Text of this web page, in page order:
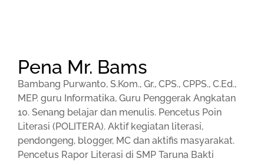
Pena Mr. Bams
Bambang Purwanto, S.Kom., Gr., CPS., CPPS., C.Ed.,
MEP. guru Informatika, Guru Penggerak Angkatan
10. Senang belajar dan menulis. Pencetus Poin
Literasi (POLITERA). Aktif kegiatan literasi,
pendongeng, blogger, MC dan aktifis masyarakat.
Pencetus Rapor Literasi di SMP Taruna Bakti